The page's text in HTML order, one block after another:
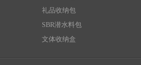
礼品收纳包
SBR潜水料包
文体收纳盒